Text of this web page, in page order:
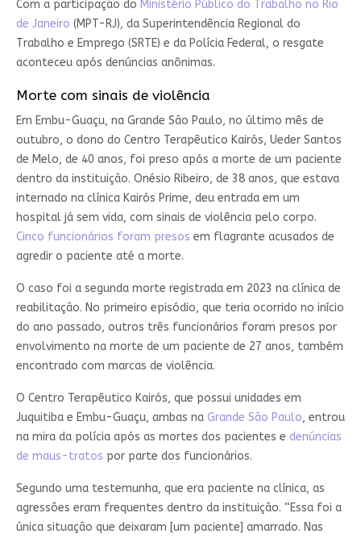
Com a participação do Ministério Público do Trabalho no Rio
de Janeiro (MPT-RJ), da Superintendência Regional do
Trabalho e Emprego (SRTE) e da Polícia Federal, o resgate
aconteceu após denúncias anônimas.
Morte com sinais de violência
Em Embu-Guaçu, na Grande São Paulo, no último mês de
outubro, o dono do Centro Terapêutico Kairós, Ueder Santos
de Melo, de 40 anos, foi preso após a morte de um paciente
dentro da instituição. Onésio Ribeiro, de 38 anos, que estava
internado na clínica Kairós Prime, deu entrada em um
hospital já sem vida, com sinais de violência pelo corpo.
Cinco funcionários foram presos em flagrante acusados de
agredir o paciente até a morte.
O caso foi a segunda morte registrada em 2023 na clínica de
reabilitação. No primeiro episódio, que teria ocorrido no início
do ano passado, outros três funcionários foram presos por
envolvimento na morte de um paciente de 27 anos, também
encontrado com marcas de violência.
O Centro Terapêutico Kairós, que possui unidades em
Juquitiba e Embu-Guaçu, ambas na Grande São Paulo, entrou
na mira da polícia após as mortes dos pacientes e denúncias
de maus-tratos por parte dos funcionários.
Segundo uma testemunha, que era paciente na clínica, as
agressões eram frequentes dentro da instituição. “Essa foi a
única situação que deixaram [um paciente] amarrado. Nas